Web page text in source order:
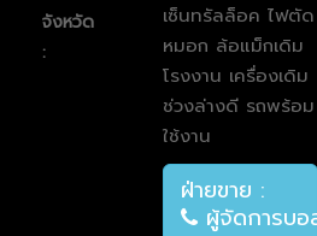
จังหวัด
:
เซ็นทรัลล็อค ไฟตัด
หมอก ล้อแม็กเดิม
โรงงาน เครื่องเดิม
ช่วงล่างดี รถพร้อม
ใช้งาน
ฝ่ายขาย :
ผู้จัดการบ